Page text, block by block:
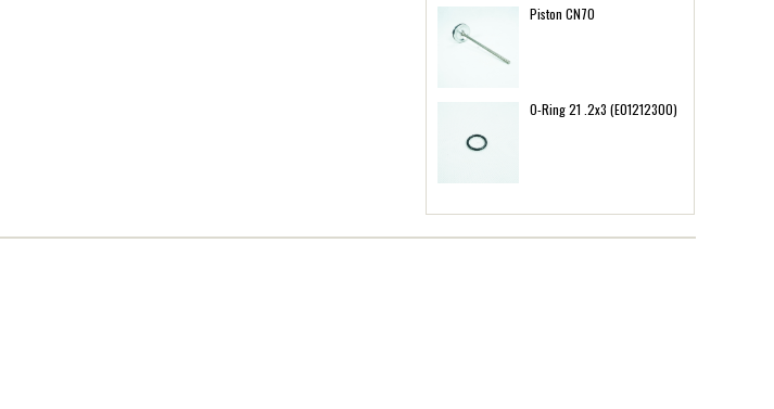
Piston CN70
O-Ring 21 .2x3 (E01212300)